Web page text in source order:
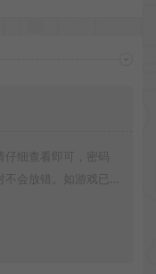
仔细查看即可，密码
会放错。如游戏已